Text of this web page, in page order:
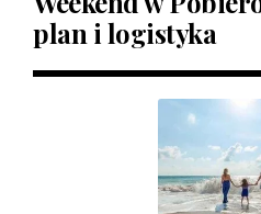
plan i logistyka